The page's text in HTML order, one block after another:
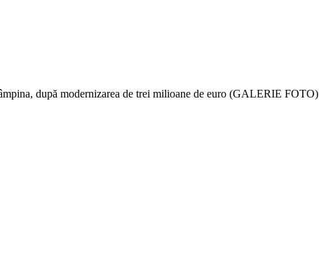
după modernizarea de trei milioane de euro (GALERIE FOTO)